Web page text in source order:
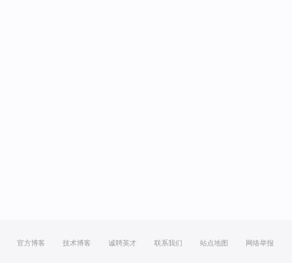
官方博客 技术博客 诚聘英才 联系我们 站点地图 网络举报